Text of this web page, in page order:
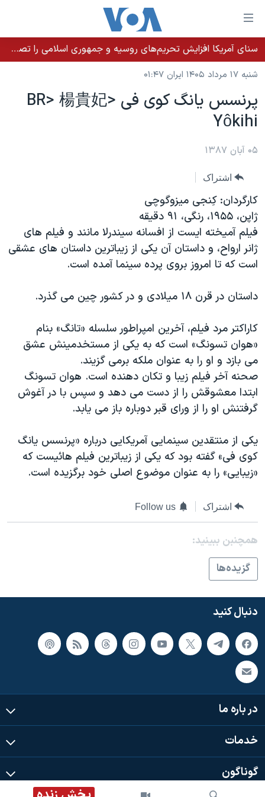
لینکهای
قابل
دسترسی
جهش
محتوای
اصلی
به
اصلی
جهش
به
جستجو
خانه
نسخه سبک وب‌سایت
موضوع ها
ایران
آمریکا
گزیده‌ها
ویژه برنامه‌ها
ویدیوها
حقوق شهروندی
علم و فناوری
اسرائیل در جنگ
گالری عکس
آرشیو پخش زنده
برنامه های تلویزیونی
جدول برنامه ها
صفحه‌های ویژه
عملیات خشم حماسی
۲۵۰سالگی آمریکا
بایگانی برنامه‌های تلویزیونی
انتخابات ریاست جمهوری آمریکا ۲۰۲۴
رمز مهسا
ورزش زنان در ایران
اعتراضات زن، زندگی، آزادی
مجموعه مستندهای دادخواهی
دادگاه حمید نوری
چهل سال گروگان‌گیری
اعتراضات مردمی آبان ۹۸
همایش محافظه‌کاران آمریکا «سی‌پک»
صفحه‌های ویژه
سفر پرزیدنت ترامپ به چین
فرکانس‌های صدای آمریکا
پخش رادیویی
یادگیری زبان انگلیسی
زبانهای مختلف
سنای آمریکا افزایش تحریم‌های روسیه و جمهوری اسلامی را تصویب کرد؛ زلنسکی از این اقدام تشکر کرد
شنبه ۱۷ مرداد ۱۴۰۵ ایران ۰۱:۴۷
پرنسس يانگ کوی فی <BR> 楊貴妃
Yôkihi
۰۵ آبان ۱۳۸۷
اشتراک
کارگردان: کِنجی ميزوگوچی
ژاپن، ۱۹۵۵، رنگی، ۹۱ دقيقه
فيلم آميخته ايست از افسانه سيندرلا مانند و فيلم های
ژانر ارواح، و داستان آن يکی از زيباترين داستان های عشقی
است که تا امروز بروی پرده سينما آمده است.
داستان در قرن ۱۸ ميلادی و در کشور چين می گذرد.
کاراکتر مرد فيلم، آخرين امپراطور سلسله «تانگ» بنام
«هوان تسونگ» است که به يکی از مستخدمينش عشق
می بازد و او را به عنوان ملکه برمی گزيند.
صحنه آخر فيلم زيبا و تکان دهنده است. هوان تسونگ
ابتدا معشوقش را از دست می دهد و سپس با در آغوش
گرفتنش او را از ورای قبر دوباره باز می يابد.
يکی از منتقدين سينمايی آمريکايی درباره «پرنسس يانگ
کوی فی» گفته بود که يکی از زيباترين فيلم هائيست که
«زيبايی» را به عنوان موضوع اصلی خود برگزيده است.
اشتراک Follow us
همچنبن ببینید:
گزيده‌ها
دنبال کنید
در باره ما
خدمات
گوناگون